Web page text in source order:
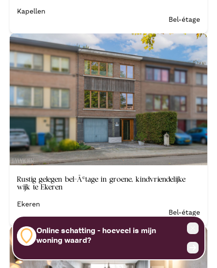
Kapellen
Bel-étage
Rustig gelegen bel-Ã©tage in groene, kindvriendelijke
wijk te Ekeren
Ekeren
Bel-étage